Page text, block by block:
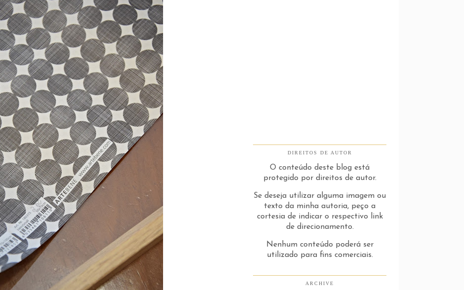
DIREITOS DE AUTOR
O conteúdo deste blog está
protegido por direitos de autor.
Se deseja utilizar alguma imagem ou
texto da minha autoria, peço a
cortesia de indicar o respectivo link
de direcionamento.
Nenhum conteúdo poderá ser
utilizado para fins comerciais.
ARCHIVE